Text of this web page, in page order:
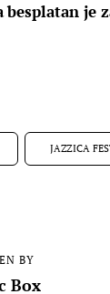
besplatan je
JAZZICA
BY
Box